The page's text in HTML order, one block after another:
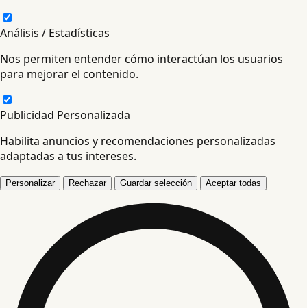
Análisis / Estadísticas
Nos permiten entender cómo interactúan los usuarios
para mejorar el contenido.
Publicidad Personalizada
Habilita anuncios y recomendaciones personalizadas
adaptadas a tus intereses.
Personalizar Rechazar Guardar selección Aceptar todas